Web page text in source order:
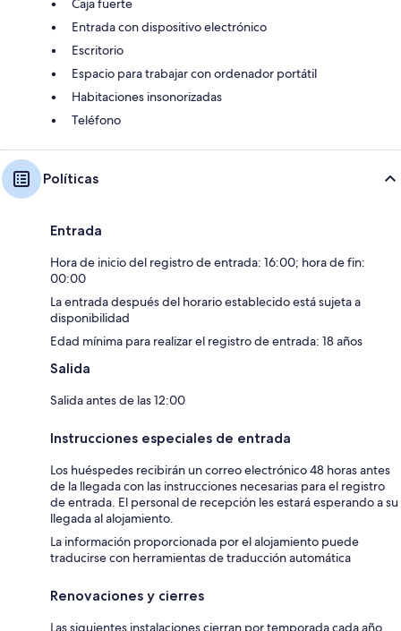
Caja fuerte
Entrada con dispositivo electrónico
Escritorio
Espacio para trabajar con ordenador portátil
Habitaciones insonorizadas
Teléfono
Políticas
Entrada
Hora de inicio del registro de entrada: 16:00; hora de fin:
00:00
La entrada después del horario establecido está sujeta a
disponibilidad
Edad mínima para realizar el registro de entrada: 18 años
Salida
Salida antes de las 12:00
Instrucciones especiales de entrada
Los huéspedes recibirán un correo electrónico 48 horas antes
de la llegada con las instrucciones necesarias para el registro
de entrada. El personal de recepción les estará esperando a su
llegada al alojamiento.
La información proporcionada por el alojamiento puede
traducirse con herramientas de traducción automática
Renovaciones y cierres
Las siguientes instalaciones cierran por temporada cada año,